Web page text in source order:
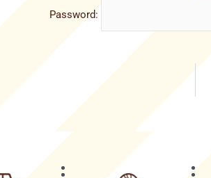
Password: